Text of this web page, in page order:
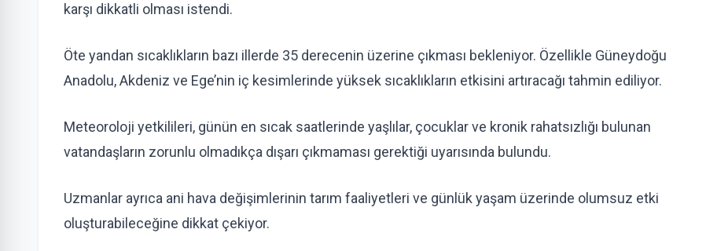
karşı dikkatli olması istendi.
Öte yandan sıcaklıkların bazı illerde 35 derecenin üzerine çıkması bekleniyor. Özellikle Güneydoğu
Anadolu, Akdeniz ve Ege’nin iç kesimlerinde yüksek sıcaklıkların etkisini artıracağı tahmin ediliyor.
Meteoroloji yetkilileri, günün en sıcak saatlerinde yaşlılar, çocuklar ve kronik rahatsızlığı bulunan
vatandaşların zorunlu olmadıkça dışarı çıkmaması gerektiği uyarısında bulundu.
Uzmanlar ayrıca ani hava değişimlerinin tarım faaliyetleri ve günlük yaşam üzerinde olumsuz etki
oluşturabileceğine dikkat çekiyor.